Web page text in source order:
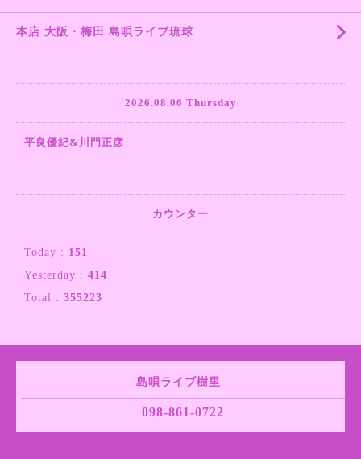
本店 大阪・梅田 島唄ライブ琉球
2026.08.06 Thursday
平良優紀&川門正彦
カウンター
Today : 151
Yesterday : 414
Total : 355223
島唄ライブ樹里
098-861-0722